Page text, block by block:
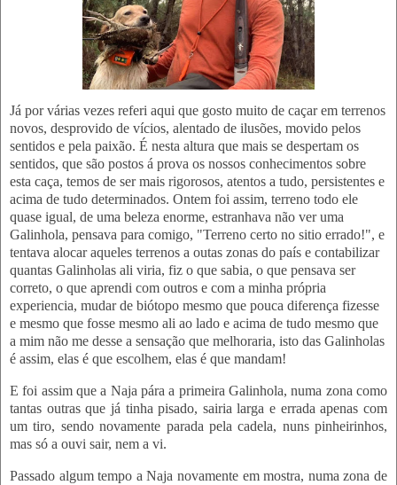
Já por várias vezes referi aqui que gosto muito de caçar em terrenos
novos, desprovido de vícios, alentado de ilusões, movido pelos
sentidos e pela paixão. É nesta altura que mais se despertam os
sentidos, que são postos á prova os nossos conhecimentos sobre
esta caça, temos de ser mais rigorosos, atentos a tudo, persistentes e
acima de tudo determinados. Ontem foi assim, terreno todo ele
quase igual, de uma beleza enorme, estranhava não ver uma
Galinhola, pensava para comigo, "Terreno certo no sitio errado!", e
tentava alocar aqueles terrenos a outas zonas do país e contabilizar
quantas Galinholas ali viria, fiz o que sabia, o que pensava ser
correto, o que aprendi com outros e com a minha própria
experiencia, mudar de biótopo mesmo que pouca diferença fizesse
e mesmo que fosse mesmo ali ao lado e acima de tudo mesmo que
a mim não me desse a sensação que melhoraria, isto das Galinholas
é assim, elas é que escolhem, elas é que mandam!
E foi assim que a Naja pára a primeira Galinhola, numa zona como
tantas outras que já tinha pisado, sairia larga e errada apenas com
um tiro, sendo novamente parada pela cadela, nuns pinheirinhos,
mas só a ouvi sair, nem a vi.
Passado algum tempo a Naja novamente em mostra, numa zona de